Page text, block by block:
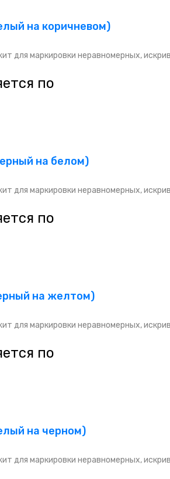
на коричневом)
для маркировки неравномерных,
по
на белом)
для маркировки неравномерных,
по
на желтом)
для маркировки неравномерных,
по
на черном)
для маркировки неравномерных,